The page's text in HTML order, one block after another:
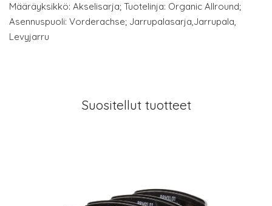
Määräyksikkö: Akselisarja; Tuotelinja: Organic Allround;
Asennuspuoli: Vorderachse; Jarrupalasarja,Jarrupala,
Levyjarru
Suositellut tuotteet